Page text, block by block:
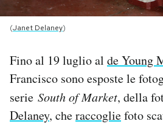
I MIEI PREFERITI
SHOP
CALENDARIO
(Janet Delaney)
Fino al 19 luglio al de Young
Francisco sono esposte le
serie South of Market, della
Delaney, cheraccogliefoto